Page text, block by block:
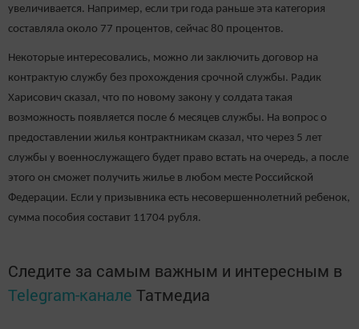
увеличивается. Например, если три года раньше эта категория
составляла около 77 процентов, сейчас 80 процентов.
Некоторые интересовались, можно ли заключить договор на
контрактую службу без прохождения срочной службы. Радик
Харисович сказал, что по новому закону у солдата такая
возможность появляется после 6 месяцев службы. На вопрос о
предоставлении жилья контрактникам сказал, что через 5 лет
службы у военнослужащего будет право встать на очередь, а после
этого он сможет получить жилье в любом месте Российской
Федерации. Если у призывника есть несовершеннолетний ребенок,
сумма пособия составит 11704 рубля.
Следите за самым важным и интересным в
Telegram-канале Татмедиа